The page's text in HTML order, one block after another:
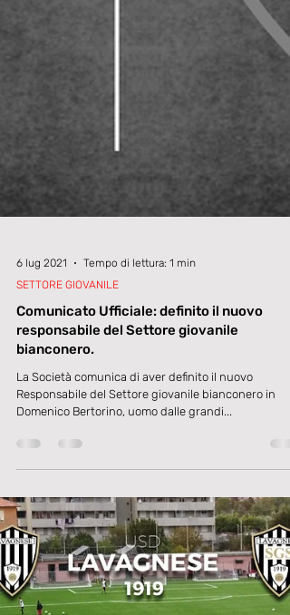
SETTORE GIOVANILE
Comunicato Ufficiale: definito il nuovo
bianconero.
La Società comunica di aver definito il nuovo
Domenico Bertorino, uomo dalle grandi...